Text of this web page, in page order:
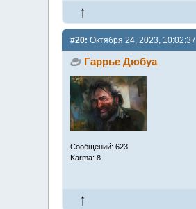
#20: Октября 24, 2023, 10:02:37
Гаррье Дюбуа
Сообщений: 623
Karma: 8